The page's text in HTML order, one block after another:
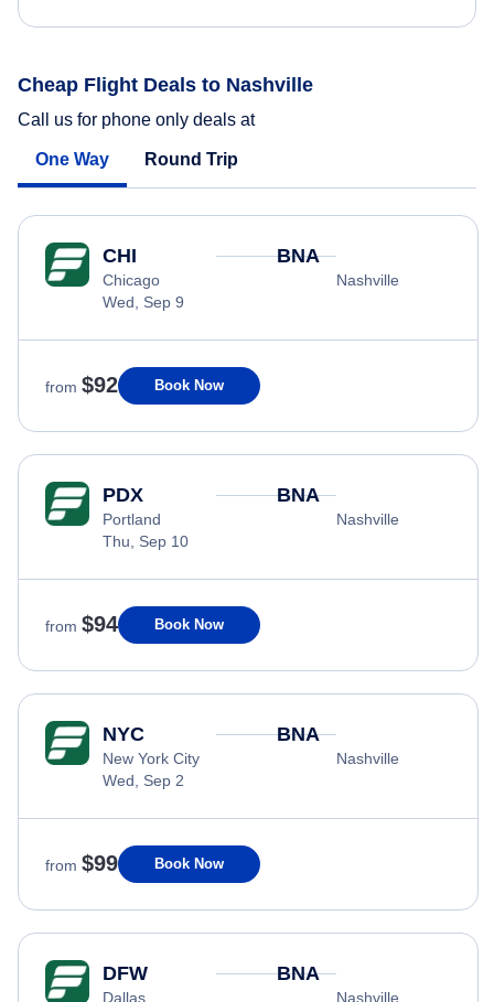
Cheap Flight Deals to Nashville
Call us for phone only deals at
One Way Round Trip
CHI
Chicago
Wed, Sep 9
BNA
Nashville
from $92 Book Now
PDX
Portland
Thu, Sep 10
BNA
Nashville
from $94 Book Now
NYC
New York City
Wed, Sep 2
BNA
Nashville
from $99 Book Now
DFW
Dallas
BNA
Nashville